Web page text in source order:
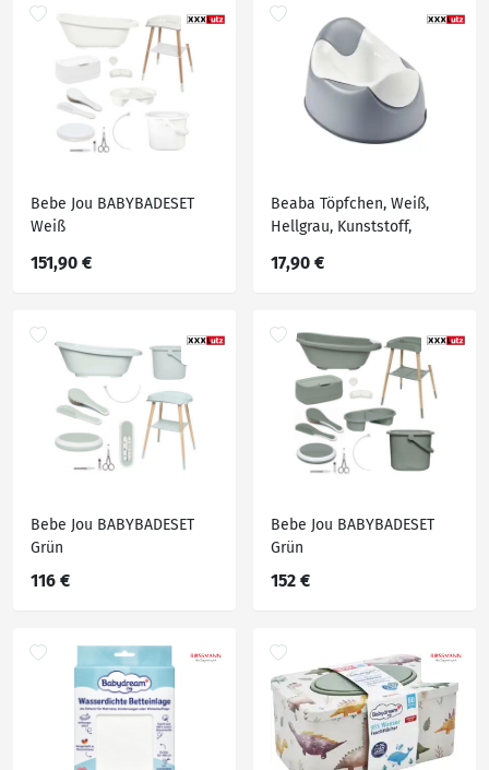
Bebe Jou BABYBADESET
Weiß
151,90 €
Beaba Töpfchen, Weiß,
Hellgrau, Kunststoff,
rutschhemmende Füße,
Tragegriff, Pflegen,
Babytoilette, Töpfchen
17,90 €
Bebe Jou BABYBADESET
Grün
116 €
Bebe Jou BABYBADESET
Grün
152 €